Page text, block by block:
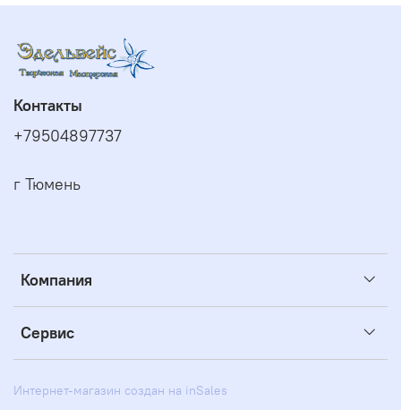
Компания
Сервис
Контакты
+79504897737
г Тюмень
Интернет-магазин создан на inSales